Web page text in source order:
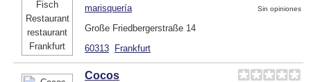
marisquería Sin opiniones
Große Friedbergerstraße 14
60313 Frankfurt
Cocos